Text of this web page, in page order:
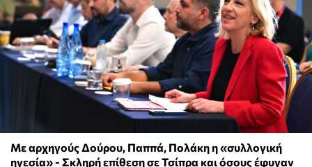
Με αρχηγούς Δούρου, Παππά, Πολάκη η «συλλογική
ηγεσία» - Σκληρή επίθεση σε Τσίπρα και όσους έφυγαν